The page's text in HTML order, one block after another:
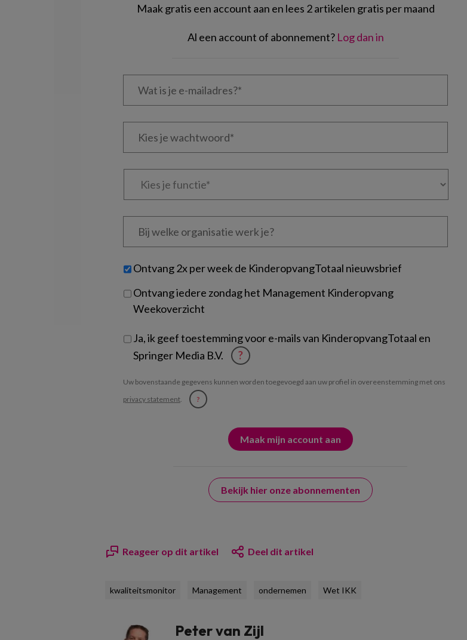
Maak gratis een account aan en lees 2 artikelen gratis per maand
Al een account of abonnement? Log dan in
Wat
Kies
Kies
Bij
welke
je?
Untitled
Ontvang 2x per week de KinderopvangTotaal nieuwsbrief
Ontvang iedere zondag het Management Kinderopvang
Weekoverzicht
Ja, ik geef toestemming voor e-mails van KinderopvangTotaal en
Springer Media B.V.
?
Uw bovenstaande gegevens kunnen worden toegevoegd aan uw profiel in overeenstemming met ons
privacy statement. ?
Bekijk hier onze abonnementen
Reageer op dit artikel Deel dit artikel
kwaliteitsmonitor Management ondernemen Wet IKK
Peter van Zijl